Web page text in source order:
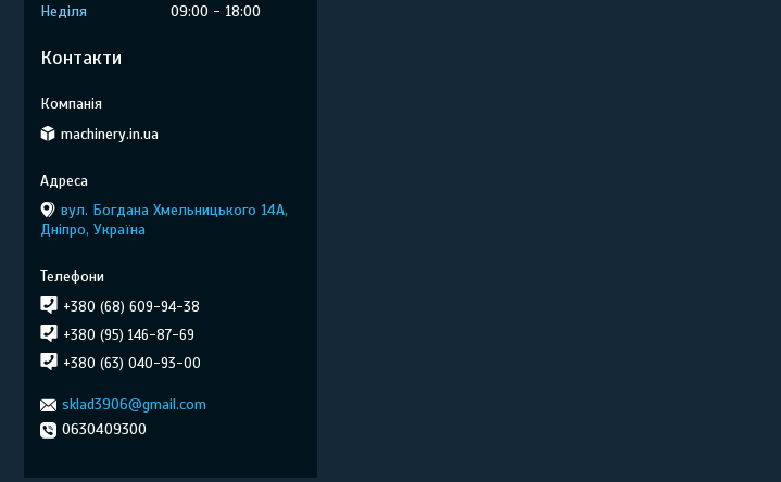
Неділя
09:00 18:00
Контакти
machinery.in.ua
вул. Богдана Хмельницького 14А,
Дніпро, Україна
+380 (68) 609-94-38
+380 (95) 146-87-69
+380 (63) 040-93-00
sklad3906@gmail.com
0630409300